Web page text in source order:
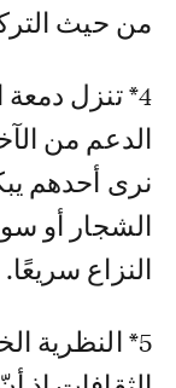
من حيث
4* تنزل
الدعم من
نرى أحدهم
الشجار أو
النزاع سريعًا.
5* النظرية